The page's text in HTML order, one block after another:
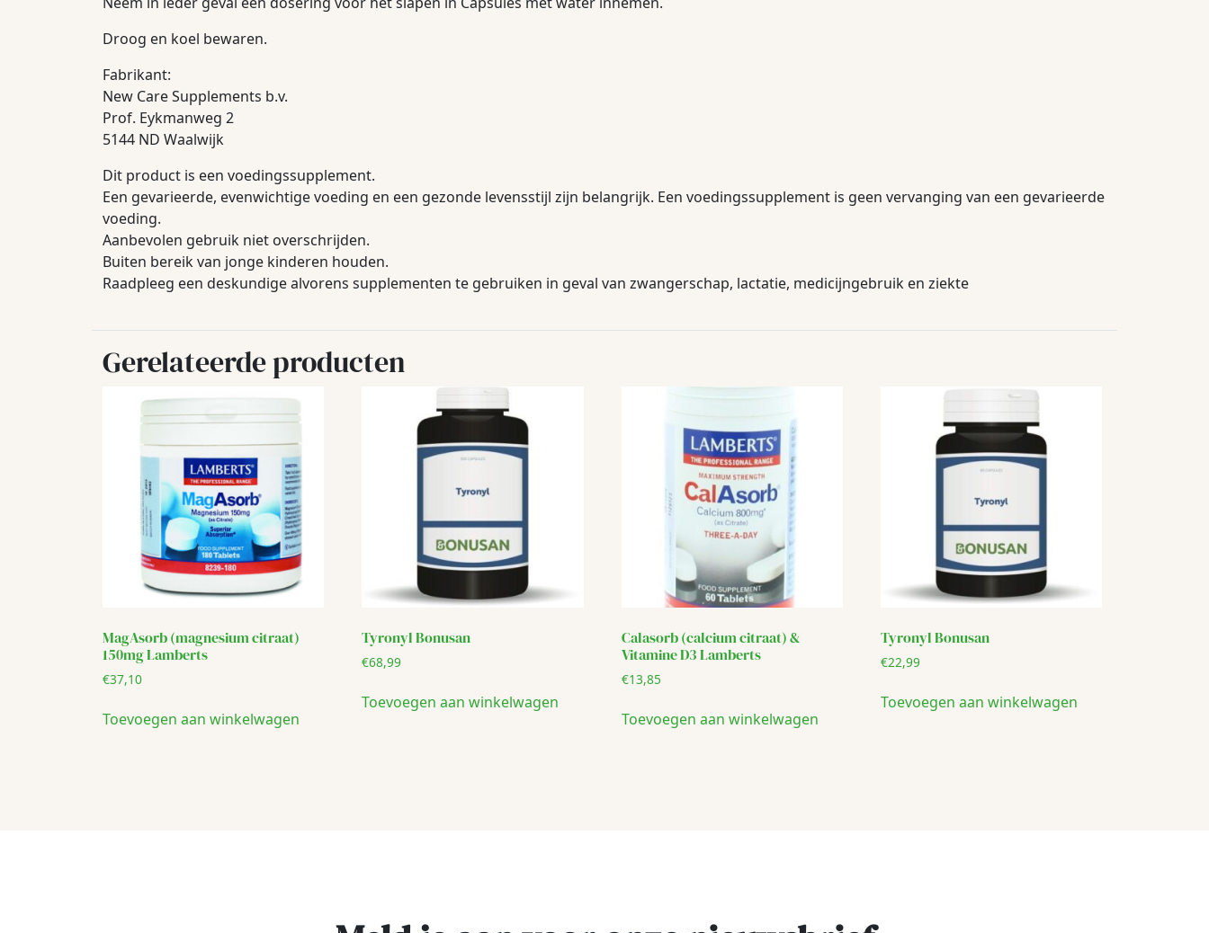
Droog en koel bewaren.
Fabrikant:
New Care Supplements b.v.
Prof. Eykmanweg 2
5144 ND Waalwijk
Dit product is een voedingssupplement.
Een gevarieerde, evenwichtige voeding en een gezonde levensstijl zijn belangrijk. Een voedingssupplement is geen vervanging van een gevarieerde
voeding.
Aanbevolen gebruik niet overschrijden.
Buiten bereik van jonge kinderen houden.
Raadpleeg een deskundige alvorens supplementen te gebruiken in geval van zwangerschap, lactatie, medicijngebruik en ziekte
Gerelateerde producten
MagAsorb (magnesium citraat)
150mg Lamberts
€37,10
Toevoegen aan winkelwagen
Tyronyl Bonusan
€68,99
Toevoegen aan winkelwagen
Calasorb (calcium citraat) &
Vitamine D3 Lamberts
€13,85
Toevoegen aan winkelwagen
Tyronyl Bonusan
€22,99
Toevoegen aan winkelwagen